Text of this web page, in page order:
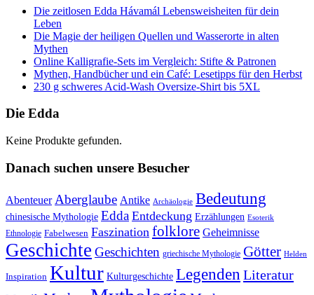
Die zeitlosen Edda Hávamál Lebensweisheiten für dein
Leben
Die Magie der heiligen Quellen und Wasserorte in alten
Mythen
Online Kalligrafie‑Sets im Vergleich: Stifte & Patronen
Mythen, Handbücher und ein Café: Lesetipps für den Herbst
230 g schweres Acid-Wash Oversize-Shirt bis 5XL
Die Edda
Keine Produkte gefunden.
Danach suchen unsere Besucher
Abenteuer Aberglaube Antike Archäologie Bedeutung
chinesische Mythologie Edda Entdeckung Erzählungen Esoterik
Ethnologie Fabelwesen Faszination folklore Geheimnisse
Geschichte Geschichten griechische Mythologie Götter Helden
Inspiration Kultur Kulturgeschichte Legenden Literatur